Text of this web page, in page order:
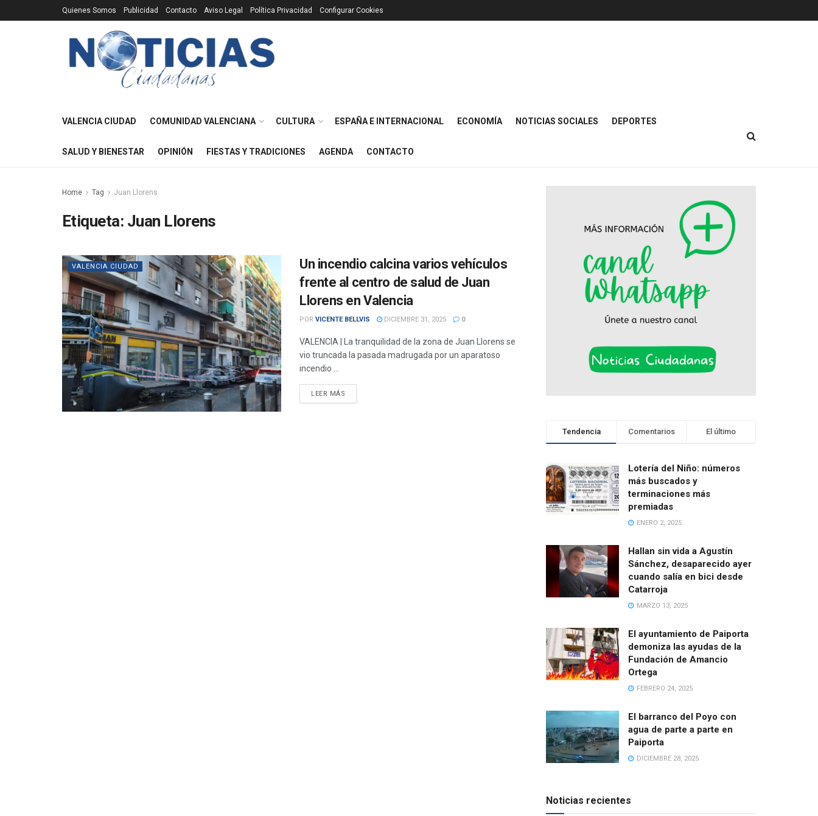
Quienes Somos Publicidad Contacto Aviso Legal Política Privacidad Configurar Cookies
VALENCIA CIUDAD COMUNIDAD VALENCIANA CULTURA ESPAÑA E INTERNACIONAL ECONOMÍA NOTICIAS SOCIALES DEPORTES
SALUD Y BIENESTAR OPINIÓN FIESTAS Y TRADICIONES AGENDA CONTACTO
Home Tag Juan Llorens
Etiqueta: Juan Llorens
VALENCIA CIUDAD
Un incendio calcina varios vehículos
frente al centro de salud de Juan
Llorens en Valencia
POR VICENTE BELLVIS DICIEMBRE 31, 2025 0
VALENCIA | La tranquilidad de la zona de Juan Llorens se
vio truncada la pasada madrugada por un aparatoso
incendio ...
LEER MÁS
Tendencia Comentarios El último
Lotería del Niño: números
más buscados y
terminaciones más
premiadas
ENERO 2, 2025
Hallan sin vida a Agustín
Sánchez, desaparecido ayer
cuando salía en bici desde
Catarroja
MARZO 13, 2025
El ayuntamiento de Paiporta
demoniza las ayudas de la
Fundación de Amancio
Ortega
FEBRERO 24, 2025
El barranco del Poyo con
agua de parte a parte en
Paiporta
DICIEMBRE 28, 2025
Noticias recientes